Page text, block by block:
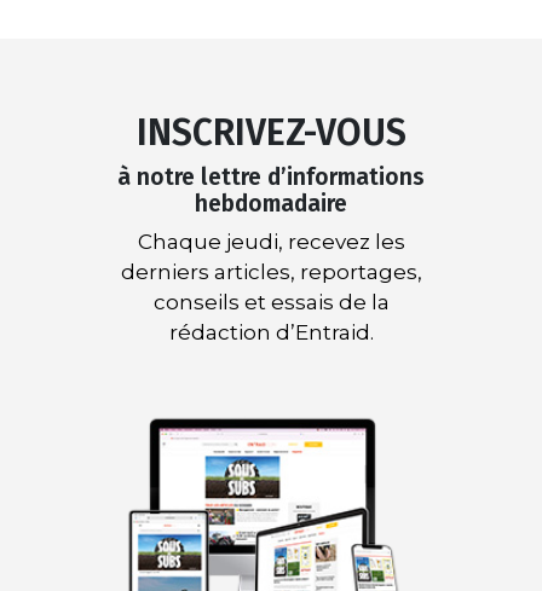
INSCRIVEZ-VOUS
à notre lettre d’informations
hebdomadaire
Chaque jeudi, recevez les
derniers articles, reportages,
conseils et essais de la
rédaction d’Entraid.